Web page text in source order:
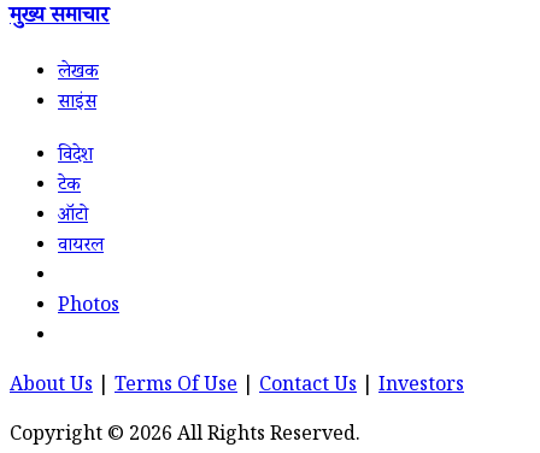
मुख्य समाचार
लेखक
साइंस
विदेश
टेक
ऑटो
वायरल
Photos
About Us Terms Of Use Contact Us
Investors
Copyright © 2026 All Rights Reserved.